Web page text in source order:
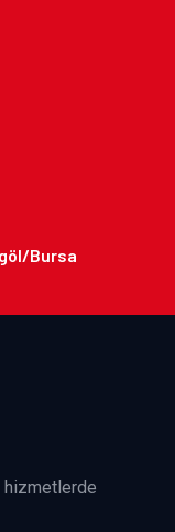
Bursa
hizmetlerde